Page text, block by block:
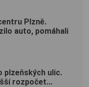
Plzně.
auto, pomáhali
plzeňských ulic.
rozpočet...